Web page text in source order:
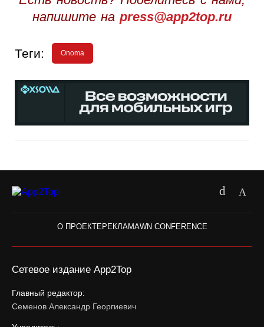
напишите на press@app2top.ru
Теги: Onoma
О ПРОЕКТЕРЕКЛАМАWN CONFERENCE
Сетевое издание App2Top
Главный редактор:
Семенов Александр Георгиевич